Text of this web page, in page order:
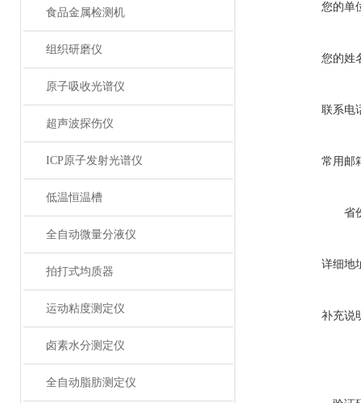
食品金属检测机
组织研磨仪
原子吸收光谱仪
超声波探伤仪
ICP原子发射光谱仪
低温恒温槽
全自动微量分液仪
拍打式均质器
运动粘度测定仪
卤素水分测定仪
全自动脂肪测定仪
您的单
您的姓
联系电
常用邮
省
详细地
补充说